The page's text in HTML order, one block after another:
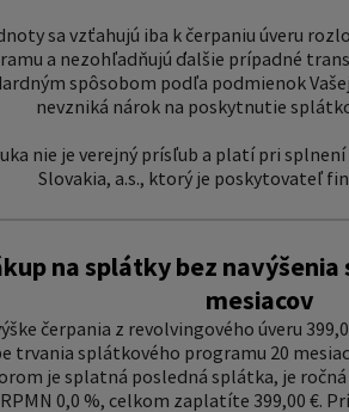
sa vzťahujú iba k čerpaniu úveru
a nezohľadňujú ďalšie prípadné
spôsobom podľa podmienok
nevzniká nárok na poskytnutie
nie je verejný prísľub a platí pri
Slovakia, a.s., ktorý je poskytovateľ
na splátky bez
mesiacov
čerpania z revolvingového úveru
trvania splátkového programu 20
je splatná posledná splátka, je ročná
RPMN 0,0 %, celkom zaplatíte 399,00 €.